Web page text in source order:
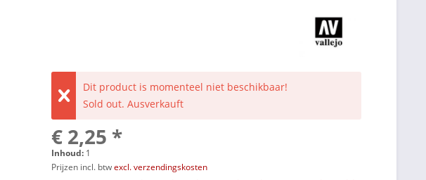
Dit product is momenteel niet beschikbaar!
Sold out. Ausverkauft
€ 2,25 *
Inhoud: 1
Prijzen incl. btwexcl. verzendingskosten